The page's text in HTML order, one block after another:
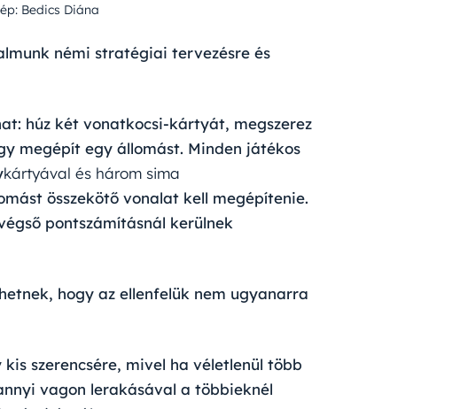
Bedics Diána
némi stratégiai tervezésre és
húz két vonatkocsi-kártyát, megszerez
megépít egy állomást. Minden játékos
kártyával és három sima
összekötő vonalat kell megépítenie.
pontszámításnál kerülnek
hogy az ellenfelük nem ugyanarra
szerencsére, mivel ha véletlenül több
vagon lerakásával a többieknél